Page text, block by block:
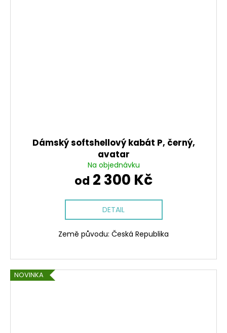
Dámský softshellový kabát P, černý,
avatar
Na objednávku
od 2 300 Kč
DETAIL
Země původu: Česká Republika
NOVINKA